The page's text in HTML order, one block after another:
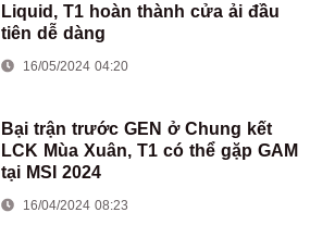
Liquid, T1 hoàn thành cửa ải đầu
tiên dễ dàng
16/05/2024 04:20
Bại trận trước GEN ở Chung kết
LCK Mùa Xuân, T1 có thể gặp GAM
tại MSI 2024
16/04/2024 08:23